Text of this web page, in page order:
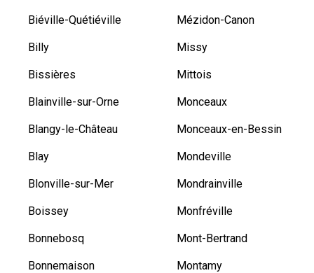
Biéville-Quétiéville
Billy
Bissières
Blainville-sur-Orne
Blangy-le-Château
Blay
Blonville-sur-Mer
Boissey
Bonnebosq
Bonnemaison
Mézidon-Canon
Missy
Mittois
Monceaux
Monceaux-en-Bessin
Mondeville
Mondrainville
Monfréville
Mont-Bertrand
Montamy